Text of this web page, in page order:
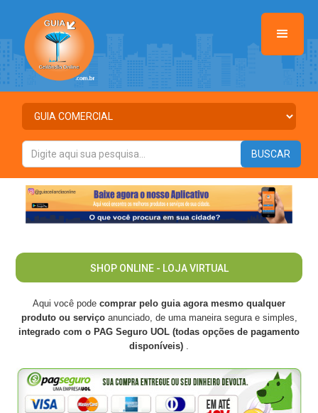
SHOP ONLINE - LOJA VIRTUAL
Aqui você pode comprar pelo guia agora mesmo qualquer
produto ou serviço anunciado, de uma maneira segura e simples,
integrado com o PAG Seguro UOL (todas opções de pagamento
disponíveis) .